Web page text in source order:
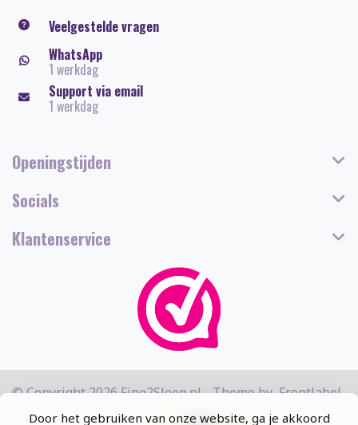
Door het gebruiken van onze website, ga je akkoord
Veelgestelde vragen
WhatsApp
1 werkdag
Support via email
1 werkdag
Openingstijden
Socials
Klantenservice
© Copyright 2026 Fine2Sleep.nl - Theme byFrontlabel